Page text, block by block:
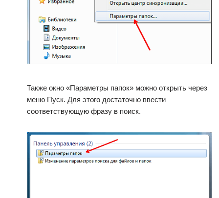
Также окно «Параметры папок» можно открыть через
меню Пуск. Для этого достаточно ввести
соответствующую фразу в поиск.